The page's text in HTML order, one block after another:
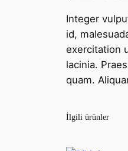
Integer
id,
exercitation
lacinia.
quam.
İlgili ürünler